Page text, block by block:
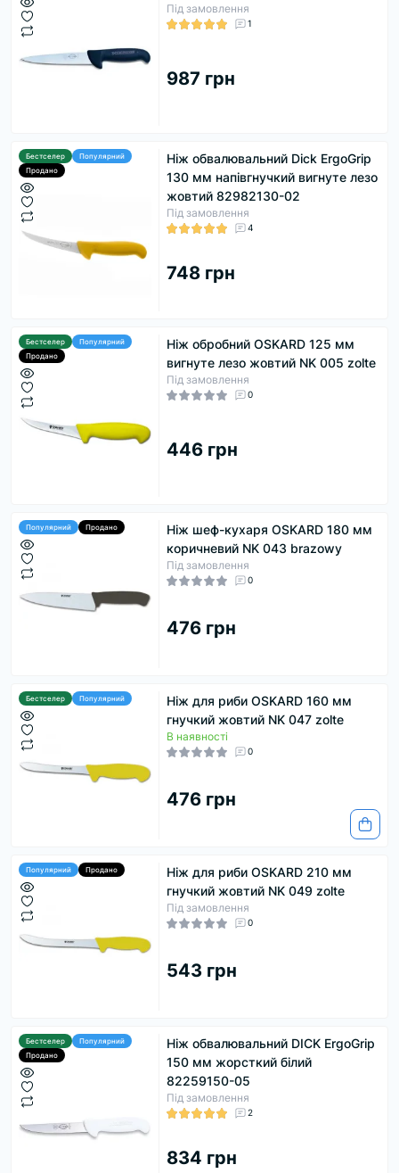
Під замовлення
1
987 грн
Бестселер
Популярний
Продано
Ніж обвалювальний Dick ErgoGrip
130 мм напівгнучкий вигнуте лезо
жовтий 82982130-02
Під замовлення
4
748 грн
Бестселер
Популярний
Продано
Ніж обробний OSKARD 125 мм
вигнуте лезо жовтий NK 005 zolte
Під замовлення
0
446 грн
Популярний Продано
Ніж шеф-кухаря OSKARD 180 мм
коричневий NK 043 brazowy
Під замовлення
0
476 грн
Бестселер Популярний
Ніж для риби OSKARD 160 мм
гнучкий жовтий NK 047 zolte
В наявності
0
476 грн
Популярний Продано
Ніж для риби OSKARD 210 мм
гнучкий жовтий NK 049 zolte
Під замовлення
0
543 грн
Бестселер
Популярний
Продано
Ніж обвалювальний DICK ErgoGrip
150 мм жорсткий білий
82259150-05
Під замовлення
2
834 грн